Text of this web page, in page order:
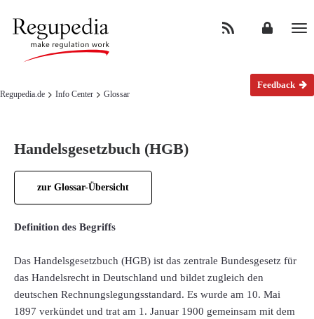
Regupedia.de Info Center Glossar
Feedback
Handelsgesetzbuch (HGB)
zur Glossar-Übersicht
Definition des Begriffs
Das Handelsgesetzbuch (HGB) ist das zentrale Bundesgesetz für
das Handelsrecht in Deutschland und bildet zugleich den
deutschen Rechnungslegungsstandard. Es wurde am 10. Mai
1897 verkündet und trat am 1. Januar 1900 gemeinsam mit dem